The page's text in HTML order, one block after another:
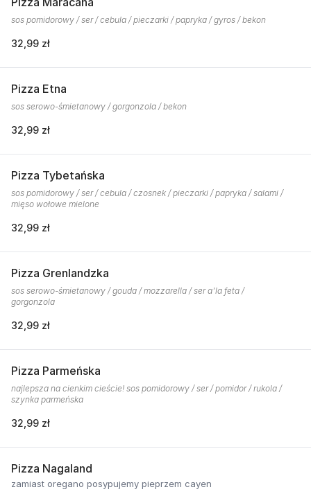
sos pomidorowy / ser / cebula / pieczarki / papryka / gyros / bekon
32,99 zł
Pizza Etna
sos serowo-śmietanowy / gorgonzola / bekon
32,99 zł
Pizza Tybetańska
sos pomidorowy / ser / cebula / czosnek / pieczarki / papryka / salami /
mięso wołowe mielone
32,99 zł
Pizza Grenlandzka
sos serowo-śmietanowy / gouda / mozzarella / ser a'la feta /
gorgonzola
32,99 zł
Pizza Parmeńska
najlepsza na cienkim cieście! sos pomidorowy / ser / pomidor / rukola /
szynka parmeńska
32,99 zł
Pizza Nagaland
zamiast oregano posypujemy pieprzem cayen